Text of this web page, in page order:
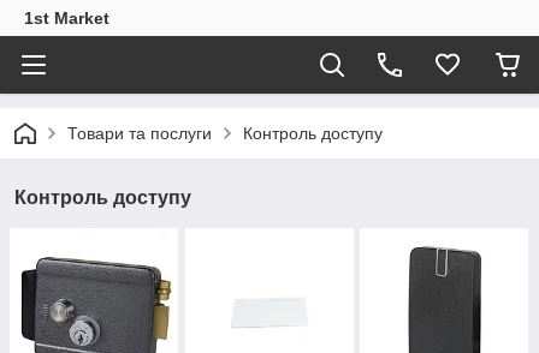
1st Market
Товари та послуги Контроль доступу
Контроль доступу